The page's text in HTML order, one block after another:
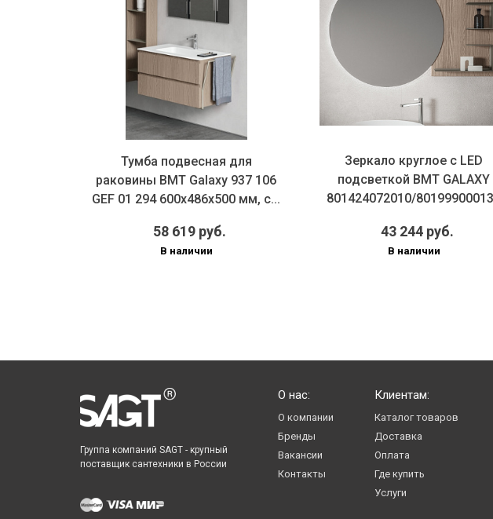
Тумба подвесная для
раковины BMT Galaxy 937 106
GEF 01 294 600х486х500 мм, с...
58 619 руб.
В наличии
Зеркало круглое с LED
подсветкой BMT GALAXY
801424072010/
43 244 руб.
В наличии
Группа компаний SAGT - крупный
поставщик сантехники в России
О нас:
О компании
Бренды
Вакансии
Контакты
Клиентам:
Каталог товаров
Доставка
Оплата
Где купить
Услуги